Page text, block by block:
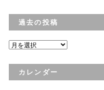
過去の投稿
過
の
カレンダー